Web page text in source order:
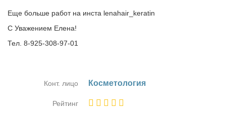
Еще больше работ на инста lenahair_keratin
С Уважением Елена!
Тел. 8-925-308-97-01
Конт. лицо Кос­ме­то­ло­гия
Рейтинг